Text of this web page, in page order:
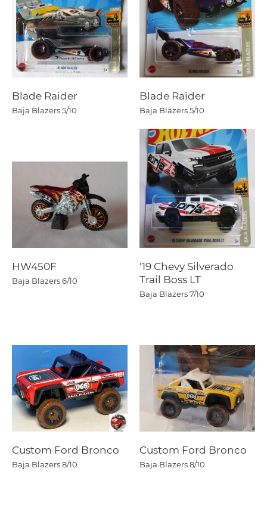
Blade Raider
Baja Blazers5/10
Blade Raider
Baja Blazers5/10
HW450F
Baja Blazers6/10
'19 Chevy Silverado
Trail Boss LT
Baja Blazers7/10
Custom Ford Bronco
Baja Blazers8/10
Custom Ford Bronco
Baja Blazers8/10